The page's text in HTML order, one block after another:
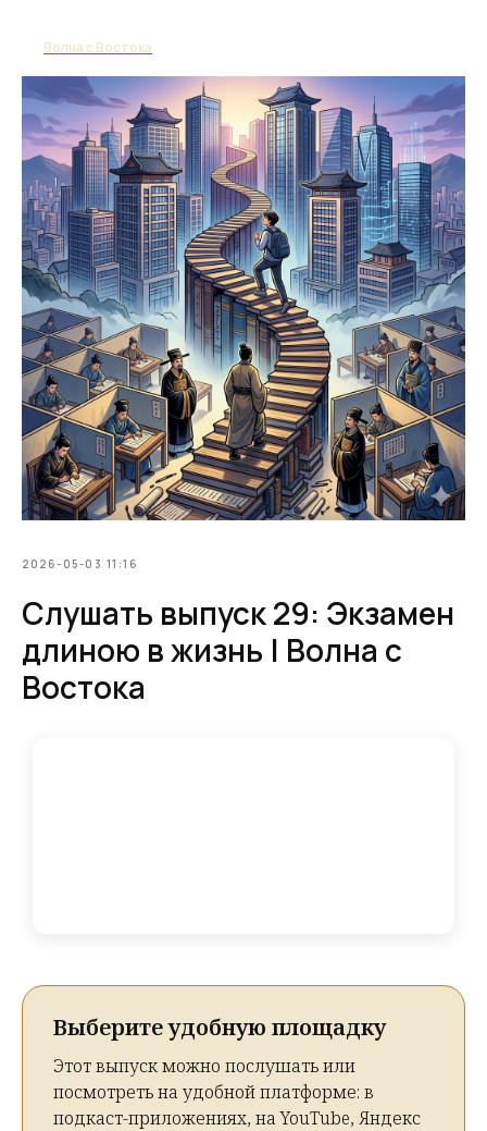
Волна с Востока
2026-05-03 11:16
Слушать выпуск 29: Экзамен
длиною в жизнь | Волна с
Востока
Выберите удобную площадку
Этот выпуск можно послушать или
посмотреть на удобной платформе: в
подкаст-приложениях, на YouTube, Яндекс